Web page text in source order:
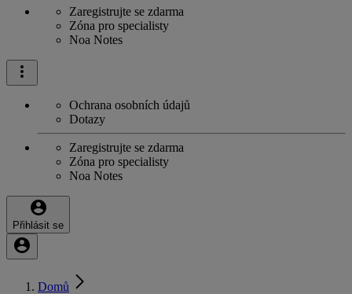
Zaregistrujte se zdarma
Zóna pro specialisty
Noa Notes
Ochrana osobních údajů
Dotazy
Zaregistrujte se zdarma
Zóna pro specialisty
Noa Notes
Přihlásit se
Domů